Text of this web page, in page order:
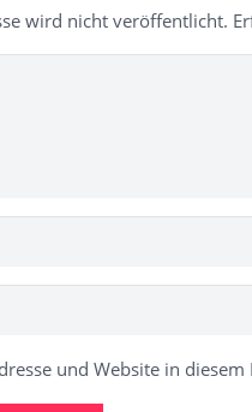
wird nicht veröffentlicht.
und Website in